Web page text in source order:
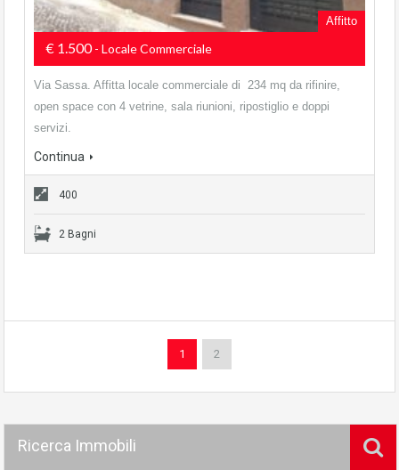
Affitto
€ 1.500- Locale Commerciale
Via Sassa. Affitta locale commerciale di 234 mq da rifinire,
open space con 4 vetrine, sala riunioni, ripostiglio e doppi
servizi.
Continua
400
2 Bagni
1 2
Ricerca Immobili